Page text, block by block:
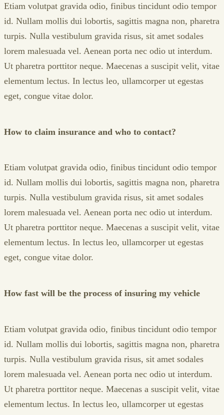
Etiam volutpat gravida odio, finibus tincidunt odio tempor
id. Nullam mollis dui lobortis, sagittis magna non, pharetra
turpis. Nulla vestibulum gravida risus, sit amet sodales
lorem malesuada vel. Aenean porta nec odio ut interdum.
Ut pharetra porttitor neque. Maecenas a suscipit velit, vitae
elementum lectus. In lectus leo, ullamcorper ut egestas
eget, congue vitae dolor.
How to claim insurance and who to contact?
Etiam volutpat gravida odio, finibus tincidunt odio tempor
id. Nullam mollis dui lobortis, sagittis magna non, pharetra
turpis. Nulla vestibulum gravida risus, sit amet sodales
lorem malesuada vel. Aenean porta nec odio ut interdum.
Ut pharetra porttitor neque. Maecenas a suscipit velit, vitae
elementum lectus. In lectus leo, ullamcorper ut egestas
eget, congue vitae dolor.
How fast will be the process of insuring my vehicle
Etiam volutpat gravida odio, finibus tincidunt odio tempor
id. Nullam mollis dui lobortis, sagittis magna non, pharetra
turpis. Nulla vestibulum gravida risus, sit amet sodales
lorem malesuada vel. Aenean porta nec odio ut interdum.
Ut pharetra porttitor neque. Maecenas a suscipit velit, vitae
elementum lectus. In lectus leo, ullamcorper ut egestas